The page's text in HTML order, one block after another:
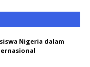
Nigeria dalam